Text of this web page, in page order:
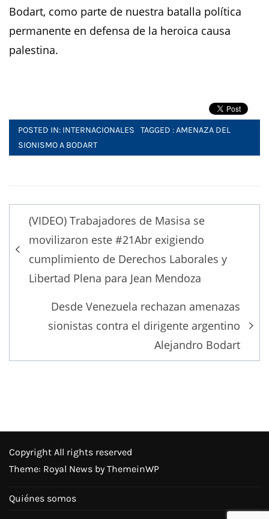
Bodart, como parte de nuestra batalla política
permanente en defensa de la heroica causa
palestina.
POSTED IN: INTERNACIONALES TAGGED :AMENAZA DEL
SIONISMO A BODART
Post
navigation
(VIDEO) Trabajadores de Masisa se
movilizaron este #21Abr exigiendo
cumplimiento de Derechos Laborales y
Libertad Plena para Jean Mendoza
Desde Venezuela rechazan amenazas
sionistas contra el dirigente argentino
Alejandro Bodart
Copyright All rights reserved
Theme: Royal News by ThemeinWP
Quiénes somos